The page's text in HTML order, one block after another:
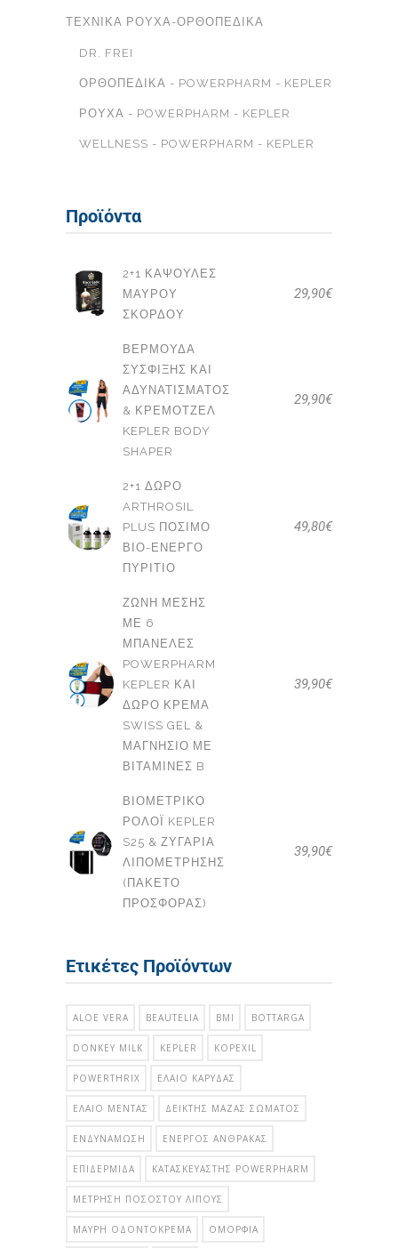
ΤΕΧΝΙΚΆ ΡΟΎΧΑ-ΟΡΘΟΠΕΔΙΚΆ
DR. FREI
ΟΡΘΟΠΕΔΙΚΆ - POWERPHARM - KEPLER
ΡΟΎΧΑ - POWERPHARM - KEPLER
WELLNESS - POWERPHARM - KEPLER
Προϊόντα
2+1 ΚΆΨΟΥΛΕΣ
ΜΑΎΡΟΥ
ΣΚΌΡΔΟΥ
29,90€
ΒΕΡΜΟΎΔΑ
ΣΎΣΦΙΞΗΣ ΚΑΙ
ΑΔΥΝΑΤΊΣΜΑΤΟΣ
& ΚΡΕΜΟΤΖΈΛ
KEPLER BODY
SHAPER
29,90€
2+1 ΔΩΡΟ
ARTHROSIL
PLUS ΠΌΣΙΜΟ
ΒΙΟ-ΕΝΕΡΓΌ
ΠΥΡΊΤΙΟ
49,80€
ΖΏΝΗ ΜΈΣΗΣ
ΜΕ 6
ΜΠΑΝΈΛΕΣ
POWERPHARM
KEPLER ΚΑΙ
ΔΩΡΟ ΚΡΈΜΑ
SWISS GEL &
ΜΑΓΝΉΣΙΟ ΜΕ
ΒΙΤΑΜΊΝΕΣ B
39,90€
ΒΙΟΜΕΤΡΙΚΌ
ΡΟΛΌΙ KEPLER
S25 & ΖΥΓΑΡΙΆ
ΛΙΠΟΜΈΤΡΗΣΗΣ
(ΠΑΚΕΤΟ
ΠΡΟΣΦΟΡΑΣ)
39,90€
Ετικέτες Προϊόντων
ALOE VERA BEAUTELIA BMI BOTTARGA
DONKEY MILK KEPLER KOPEXIL
POWERTHRIX ΈΛΑΙΟ ΚΑΡΎΔΑΣ
ΈΛΑΙΟ ΜΈΝΤΑΣ ΔΕΊΚΤΗΣ ΜΆΖΑΣ ΣΏΜΑΤΟΣ
ΕΝΔΥΝΆΜΩΣΗ ΕΝΕΡΓΌΣ ΆΝΘΡΑΚΑΣ
ΕΠΙΔΕΡΜΊΔΑ ΚΑΤΑΣΚΕΥΑΣΤΉΣ POWERPHARM
ΜΈΤΡΗΣΗ ΠΟΣΟΣΤΟΎ ΛΊΠΟΥΣ
ΜΑΎΡΗ ΟΔΟΝΤΌΚΡΕΜΑ ΟΜΟΡΦΙΆ